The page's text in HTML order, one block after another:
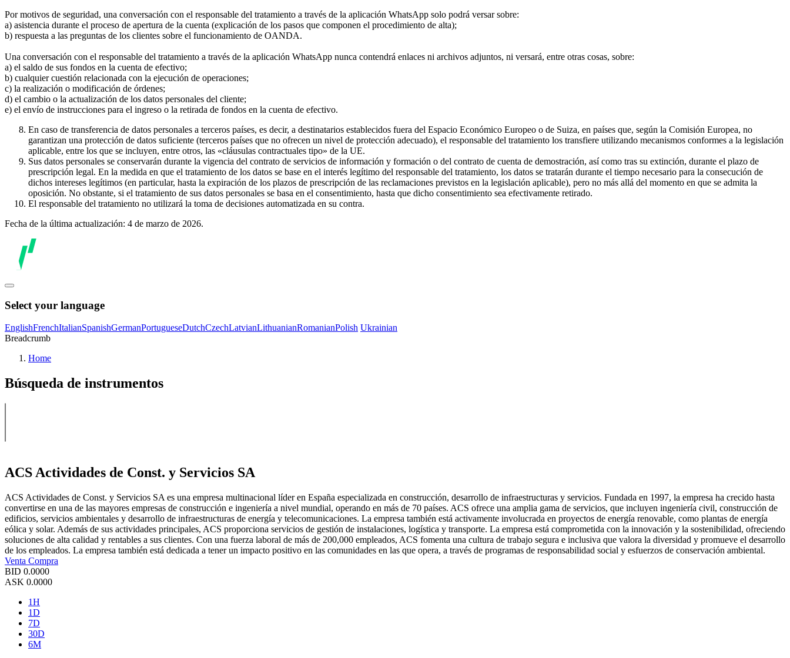
Por motivos de seguridad, una conversación con el responsable del tratamiento a través de la aplicación WhatsApp solo podrá versar sobre:
a) asistencia durante el proceso de apertura de la cuenta (explicación de los pasos que componen el procedimiento de alta);
b) respuesta a las preguntas de los clientes sobre el funcionamiento de OANDA.
Una conversación con el responsable del tratamiento a través de la aplicación WhatsApp nunca contendrá enlaces ni archivos adjuntos, ni versará, entre otras cosas, sobre:
a) el saldo de sus fondos en la cuenta de efectivo;
b) cualquier cuestión relacionada con la ejecución de operaciones;
c) la realización o modificación de órdenes;
d) el cambio o la actualización de los datos personales del cliente;
e) el envío de instrucciones para el ingreso o la retirada de fondos en la cuenta de efectivo.
En caso de transferencia de datos personales a terceros países, es decir, a destinatarios establecidos fuera del Espacio Económico Europeo o de Suiza, en países que, según la Comisión Europea, no
garantizan una protección de datos suficiente (terceros países que no ofrecen un nivel de protección adecuado), el responsable del tratamiento los transfiere utilizando mecanismos conformes a la legislación
aplicable, entre los que se incluyen, entre otros, las «cláusulas contractuales tipo» de la UE.
Sus datos personales se conservarán durante la vigencia del contrato de servicios de información y formación o del contrato de cuenta de demostración, así como tras su extinción, durante el plazo de
prescripción legal. En la medida en que el tratamiento de los datos se base en el interés legítimo del responsable del tratamiento, los datos se tratarán durante el tiempo necesario para la consecución de
dichos intereses legítimos (en particular, hasta la expiración de los plazos de prescripción de las reclamaciones previstos en la legislación aplicable), pero no más allá del momento en que se admita la
oposición. No obstante, si el tratamiento de sus datos personales se basa en el consentimiento, hasta que dicho consentimiento sea efectivamente retirado.
El responsable del tratamiento no utilizará la toma de decisiones automatizada en su contra.
Fecha de la última actualización: 4 de marzo de 2026.
Select your language
EnglishFrenchItalianSpanishGermanPortugueseDutchCzechLatvianLithuanianRomanianPolish Ukrainian
Breadcrumb
Home
Búsqueda de instrumentos
ACS Actividades de Const. y Servicios SA
ACS Actividades de Const. y Servicios SA es una empresa multinacional líder en España especializada en construcción, desarrollo de infraestructuras y servicios. Fundada en 1997, la empresa ha crecido hasta
convertirse en una de las mayores empresas de construcción e ingeniería a nivel mundial, operando en más de 70 países. ACS ofrece una amplia gama de servicios, que incluyen ingeniería civil, construcción de
edificios, servicios ambientales y desarrollo de infraestructuras de energía y telecomunicaciones. La empresa también está activamente involucrada en proyectos de energía renovable, como plantas de energía
eólica y solar. Además de sus actividades principales, ACS proporciona servicios de gestión de instalaciones, logística y transporte. La empresa está comprometida con la innovación y la sostenibilidad, ofreciendo
soluciones de alta calidad y rentables a sus clientes. Con una fuerza laboral de más de 200,000 empleados, ACS fomenta una cultura de trabajo segura e inclusiva que valora la diversidad y promueve el desarrollo
de los empleados. La empresa también está dedicada a tener un impacto positivo en las comunidades en las que opera, a través de programas de responsabilidad social y esfuerzos de conservación ambiental.
Venta Compra
BID 0.0000
ASK 0.0000
1H
1D
7D
30D
6M